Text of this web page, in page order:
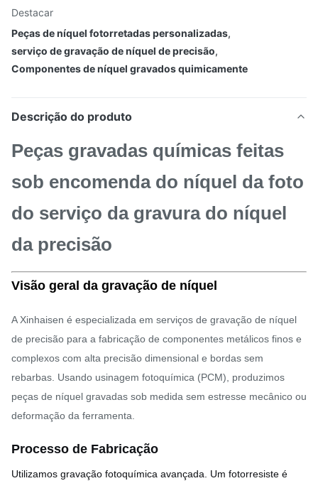
Destacar
Peças de níquel fotorretadas personalizadas,
serviço de gravação de níquel de precisão,
Componentes de níquel gravados quimicamente
Descrição do produto
Peças gravadas químicas feitas
sob encomenda do níquel da foto
do serviço da gravura do níquel
da precisão
Visão geral da gravação de níquel
A Xinhaisen é especializada em serviços de gravação de níquel
de precisão para a fabricação de componentes metálicos finos e
complexos com alta precisão dimensional e bordas sem
rebarbas. Usando usinagem fotoquímica (PCM), produzimos
peças de níquel gravadas sob medida sem estresse mecânico ou
deformação da ferramenta.
Processo de Fabricação
Utilizamos gravação fotoquímica avançada. Um fotorresiste é